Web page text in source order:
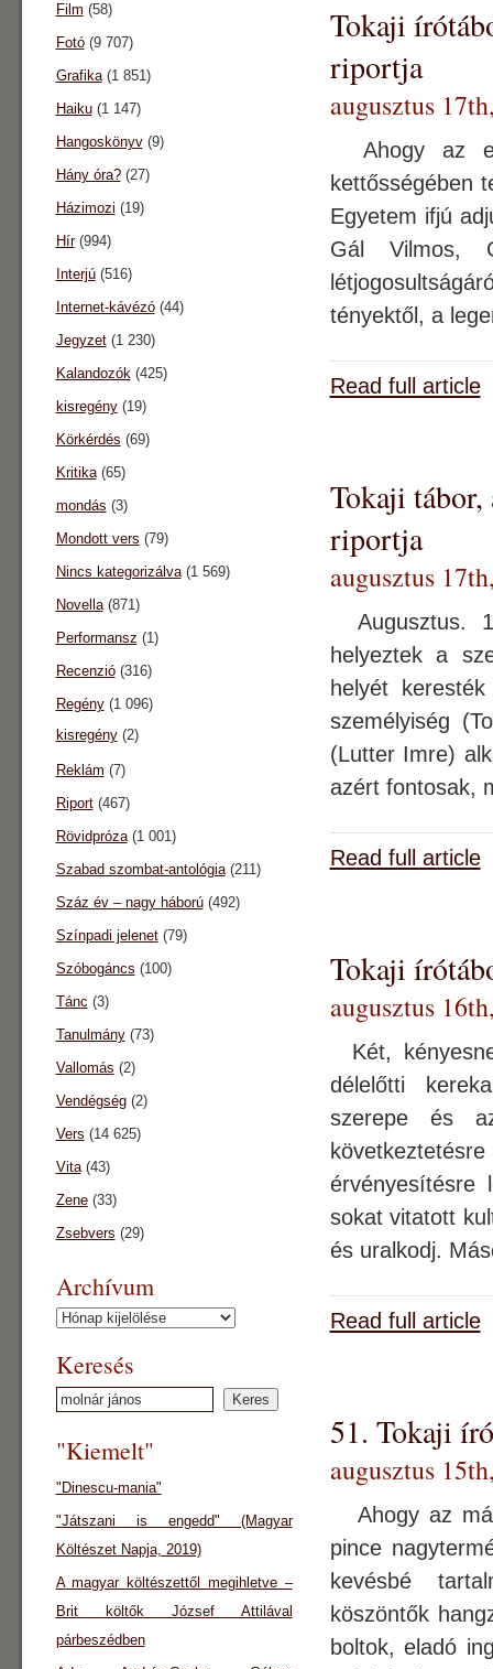
Tokaji
riportja
augusztus
Ahogy az
kettősségében
Egyetem ifjú
Gál Vilmos,
tényektől, a
Read full article
Tokaji tábor,
riportja
augusztus
Augusztus.
helyeztek a
helyét
személyiség
(Lutter Imre)
azért fontosak,
Read full article
Tokaji
augusztus
Két,
délelőtti
szerepe és
érvényesítésre
sokat vitatott
és uralkodj.
Read full article
51. Tokaji
augusztus
Ahogy az
pince
kevésbé
köszöntők
boltok, eladó
Film (58)
Fotó(9 707)
Grafika(1 851)
Haiku(1 147)
Hangoskönyv(9)
Hány óra?(27)
Házimozi (19)
Hír(994)
Interjú(516)
Internet-kávézó(44)
Jegyzet(1 230)
Kalandozók(425)
kisregény(19)
Körkérdés (69)
Kritika(65)
mondás (3)
Mondott vers (79)
Nincs kategorizálva(1 569)
Novella(871)
Performansz (1)
Recenzió(316)
Regény(1 096)
kisregény(2)
Reklám (7)
Riport(467)
Rövidpróza(1 001)
Szabad szombat-antológia(211)
Száz év – nagy háború(492)
Színpadi jelenet(79)
Szóbogáncs (100)
Tánc (3)
Tanulmány(73)
Vallomás (2)
Vendégség(2)
Vers (14 625)
Vita(43)
Zene(33)
Zsebvers (29)
Archívum
Archívum
Keresés
"Kiemelt"
"Dinescu-mania"
"Játszani is engedd" (Magyar
Költészet Napja, 2019)
A magyar költészettől megihletve –
Brit költők József Attilával
párbeszédben